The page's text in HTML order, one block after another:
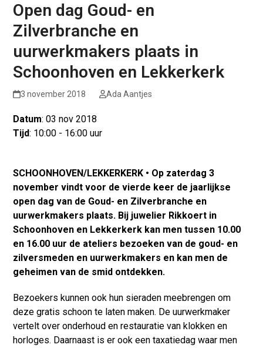
Open dag Goud- en
Zilverbranche en
uurwerkmakers plaats in
Schoonhoven en Lekkerkerk
3 november 2018 Ada Aantjes
Datum: 03 nov 2018
Tijd: 10:00 - 16:00 uur
SCHOONHOVEN/LEKKERKERK • Op zaterdag 3
november vindt voor de vierde keer de jaarlijkse
open dag van de Goud- en Zilverbranche en
uurwerkmakers plaats. Bij juwelier Rikkoert in
Schoonhoven en Lekkerkerk kan men tussen 10.00
en 16.00 uur de ateliers bezoeken van de goud- en
zilversmeden en uurwerkmakers en kan men de
geheimen van de smid ontdekken.
Bezoekers kunnen ook hun sieraden meebrengen om
deze gratis schoon te laten maken. De uurwerkmaker
vertelt over onderhoud en restauratie van klokken en
horloges. Daarnaast is er ook een taxatiedag waar men